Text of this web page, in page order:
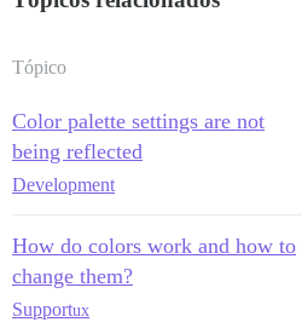
Tópico
Color palette settings are not
being reflected
Development
How do colors work and how to
change them?
Supportux